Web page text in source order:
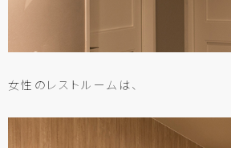
女性のレストルームは、